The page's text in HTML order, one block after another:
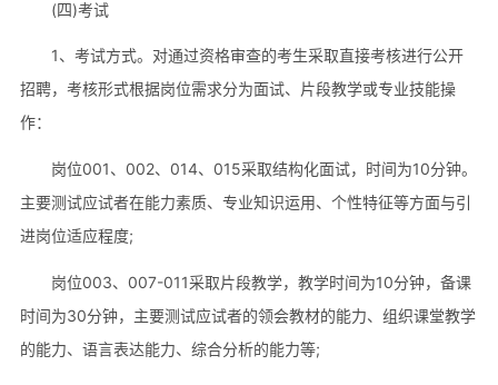
(四)考试
1、考试方式。对通过资格审查的考生采取直接考核进行公开
招聘，考核形式根据岗位需求分为面试、片段教学或专业技能操
作：
岗位001、002、014、015采取结构化面试，时间为10分钟。
主要测试应试者在能力素质、专业知识运用、个性特征等方面与引
进岗位适应程度;
岗位003、007-011采取片段教学，教学时间为10分钟，备课
时间为30分钟，主要测试应试者的领会教材的能力、组织课堂教学
的能力、语言表达能力、综合分析的能力等;